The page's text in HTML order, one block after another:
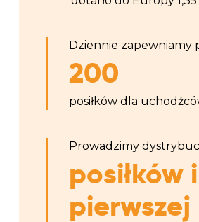
Dziennie zapewniamy
200
posiłków dla
Prowadzimy
posiłków